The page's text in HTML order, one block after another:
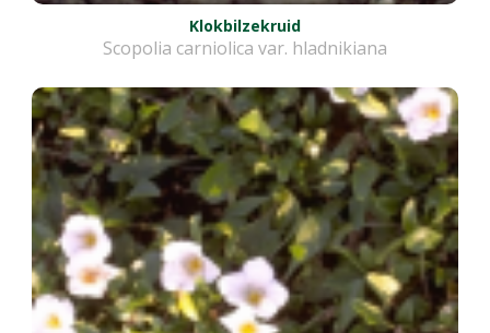
Klokbilzekruid
Scopolia carniolica var. hladnikiana